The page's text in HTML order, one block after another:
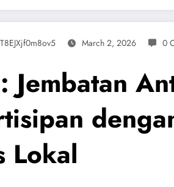
March 2, 2026 0
Jembatan
Lokal